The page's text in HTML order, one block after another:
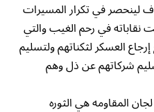
لينحصر في تكرار المسيرات
نقاباته في رحم الغيب والتي
العسكر لثكناتهم ولتسليم
شركاتهم عن ذل وهم
المقاومه هي الثوره